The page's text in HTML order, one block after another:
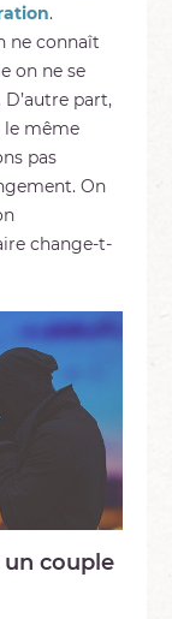
.
ne connaît
on ne se
part,
le même
pas
On
change-t-
couple